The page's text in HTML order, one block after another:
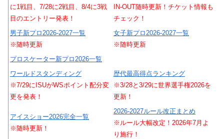
に1戦目、7/28に2戦目、8/4に3戦
目のエントリー発表！
IN-OUT随時更新！チケット情報も
チェック！
男子新プロ2026-2027一覧
※随時更新
女子新プロ2026-2027一覧
※随時更新
プロスケーター新プロ2026一覧
ワールドスタンディング
※7/29にISUがWSポイント配分変
更を発表！
歴代最高得点ランキング
※3/28と3/29に世界選手権2026を
更新！
アイスショー2026完全一覧
※随時更新！
2026-2027ルール改正まとめ
※ルール大幅改定！2026年7月よ
り施行！